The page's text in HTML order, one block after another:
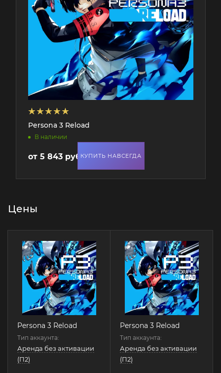
Persona 3 Reload
В наличии
от 5 843 руб.КУПИТЬ НАВСЕГДА
Цены
Persona 3 Reload
Тип аккаунта:
Аренда без активации
(П2)
Persona 3 Reload
Тип аккаунта:
Аренда без активации
(П2)